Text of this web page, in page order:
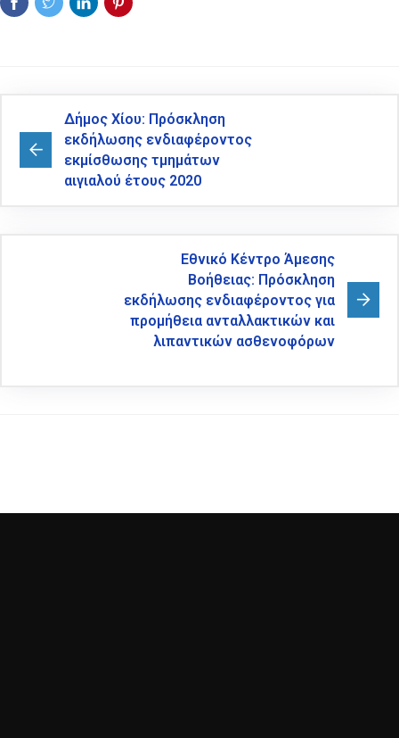
Δήμος Χίου: Πρόσκληση
εκδήλωσης ενδιαφέροντος
εκμίσθωσης τμημάτων
αιγιαλού έτους 2020
Εθνικό Κέντρο Άμεσης
Βοήθειας: Πρόσκληση
εκδήλωσης ενδιαφέροντος για
προμήθεια ανταλλακτικών και
λιπαντικών ασθενοφόρων